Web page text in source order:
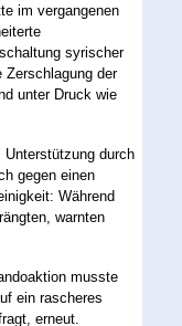
im vergangenen
syrischer
Zerschlagung der
unter Druck wie
durch
gegen einen
Während
warnten
musste
ein rascheres
erneut.